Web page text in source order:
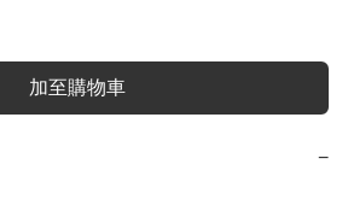
加至購物車
−